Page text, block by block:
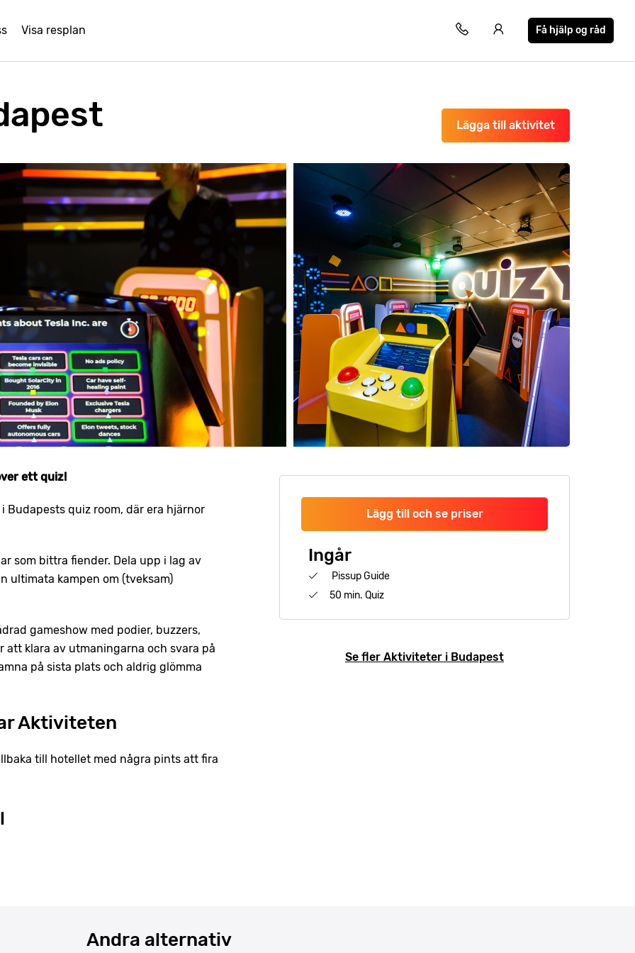
Visa resplan Få hjälp og råd
Lägga till aktivitet
Lägg till och se priser
Ingår
Pissup Guide
50 min. Quiz
Se fler Aktiviteter i Budapest
ett quiz!
Budapests quiz room, där era hjärnor
som bittra fiender. Dela upp i lag av
ultimata kampen om (tveksam)
gameshow med podier, buzzers,
klara av utmaningarna och svara på
på sista plats och aldrig glömma
Aktiviteten
till hotellet med några pints att fira
Andra alternativ